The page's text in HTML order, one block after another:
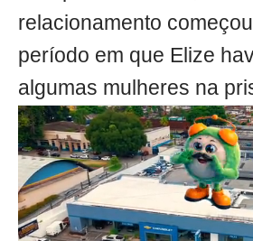
relacionamento
período em que Elize
algumas mulheres na